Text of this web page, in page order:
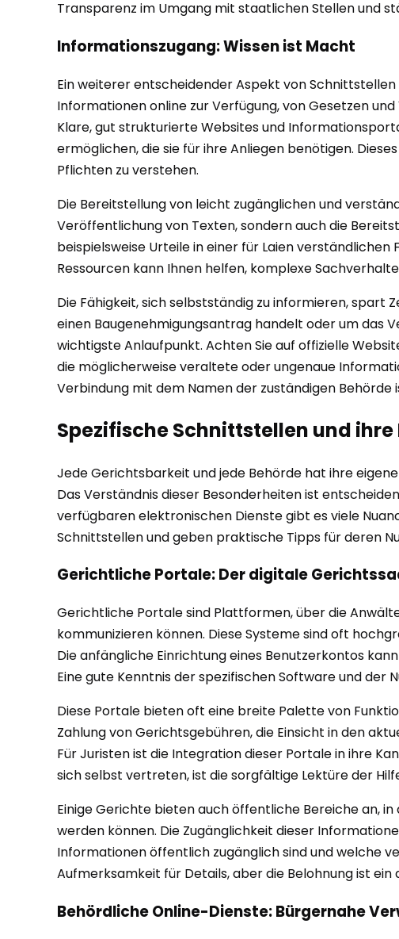
Transparenz im Umgang mit staatlichen Stellen und
Informationszugang: Wissen ist Macht
Ein weiterer entscheidender Aspekt von
Informationen online zur Verfügung, von Gesetzen
Klare, gut strukturierte Websites und
ermöglichen, die sie für ihre Anliegen benötigen.
Pflichten zu verstehen.
Die Bereitstellung von leicht zugänglichen und
Veröffentlichung von Texten, sondern auch die
beispielsweise Urteile in einer für Laien
Ressourcen kann Ihnen helfen, komplexe
Die Fähigkeit, sich selbstständig zu informieren, spart
einen Baugenehmigungsantrag handelt oder um das
wichtigste Anlaufpunkt. Achten Sie auf offizielle
die möglicherweise veraltete oder ungenaue
Verbindung mit dem Namen der zuständigen Behörde
Spezifische Schnittstellen und ihre
Jede Gerichtsbarkeit und jede Behörde hat ihre
Das Verständnis dieser Besonderheiten ist
verfügbaren elektronischen Dienste gibt es viele
Schnittstellen und geben praktische Tipps für deren
Gerichtliche Portale: Der digitale
Gerichtliche Portale sind Plattformen, über die
kommunizieren können. Diese Systeme sind oft
Die anfängliche Einrichtung eines Benutzerkontos
Eine gute Kenntnis der spezifischen Software und der
Diese Portale bieten oft eine breite Palette von
Zahlung von Gerichtsgebühren, die Einsicht in den
Für Juristen ist die Integration dieser Portale in ihre
sich selbst vertreten, ist die sorgfältige Lektüre der
Einige Gerichte bieten auch öffentliche Bereiche an,
werden können. Die Zugänglichkeit dieser
Informationen öffentlich zugänglich sind und welche
Aufmerksamkeit für Details, aber die Belohnung ist
Behördliche Online-Dienste: Bürgernahe